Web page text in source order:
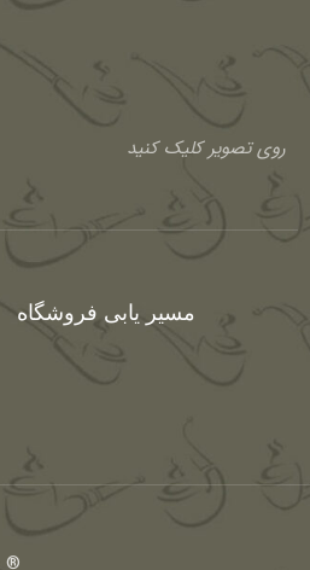
روی تصویر کلیک کنید
مسیر یابی فروشگاه
®